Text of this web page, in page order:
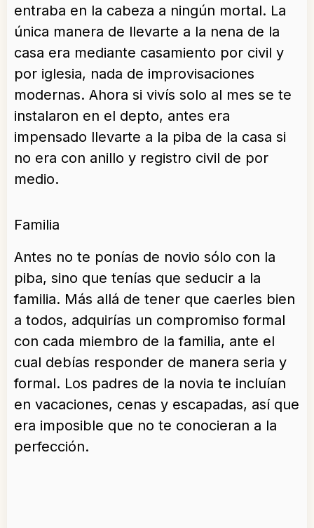
entraba en la cabeza a ningún mortal. La
única manera de llevarte a la nena de la
casa era mediante casamiento por civil y
por iglesia, nada de improvisaciones
modernas. Ahora si vivís solo al mes se te
instalaron en el depto, antes era
impensado llevarte a la piba de la casa si
no era con anillo y registro civil de por
medio.
Familia
Antes no te ponías de novio sólo con la
piba, sino que tenías que seducir a la
familia. Más allá de tener que caerles bien
a todos, adquirías un compromiso formal
con cada miembro de la familia, ante el
cual debías responder de manera seria y
formal. Los padres de la novia te incluían
en vacaciones, cenas y escapadas, así que
era imposible que no te conocieran a la
perfección.